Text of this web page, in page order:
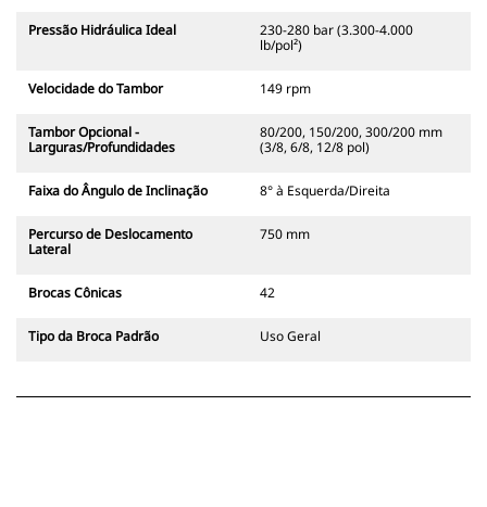
Pressão Hidráulica Ideal
230-280 bar (3.300-4.000
lb/pol²)
Velocidade do Tambor 149 rpm
Tambor Opcional -
Larguras/Profundidades
80/200, 150/200, 300/200 mm
(3/8, 6/8, 12/8 pol)
Faixa do Ângulo de Inclinação 8° à Esquerda/Direita
Percurso de Deslocamento
Lateral
750 mm
Brocas Cônicas 42
Tipo da Broca Padrão Uso Geral